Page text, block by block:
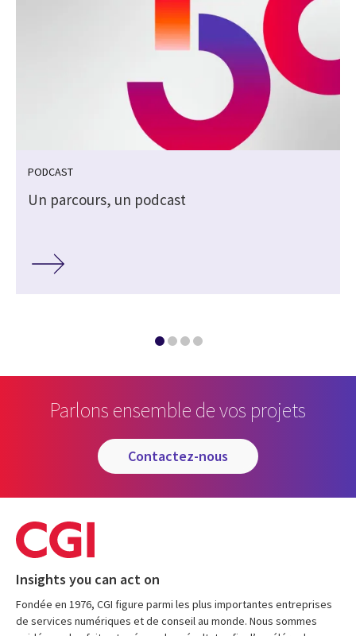
PODCAST
Un parcours, un podcast
Parlons ensemble de vos projets
contactez-nous
Insights you can act on
Fondée en 1976, CGI figure parmi les plus importantes entreprises
de services numériques et de conseil au monde. Nous sommes